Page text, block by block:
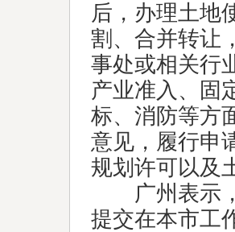
后，办理土地
割、合并转让
事处或相关行
产业准入、固
标、消防等方
意见，履行申
规划许可以及
广州表示，
提交在本市工